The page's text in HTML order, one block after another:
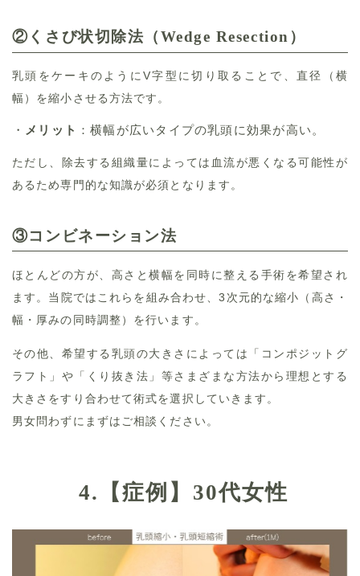
② くさび状切除法（Wedge Resection）
乳頭をケーキのようにV字型に切り取ることで、直径（横
幅）を縮小させる方法です。
・ メリット ：横幅が広いタイプの乳頭に効果が高い。
ただし、除去する組織量によっては血流が悪くなる可能性が
あるため専門的な知識が必須となります。
③コンビネーション法
ほとんどの方が、高さと横幅を同時に整える手術を希望され
ます。当院ではこれらを組み合わせ、3次元的な縮小（高さ・
幅・厚みの同時調整）を行います。
その他、希望する乳頭の大きさによっては「コンポジットグ
ラフト」や「くり抜き法」等さまざまな方法から理想とする
大きさをすり合わせて術式を選択していきます。
男女問わずにまずはご相談ください。
4. 【症例】30代女性